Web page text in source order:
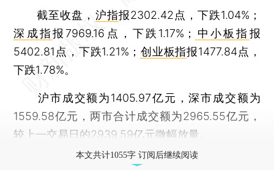
截至收盘， 沪指报2302.42点，下跌1.04%；
深成指报7969.16点，下跌1.17%； 中小板指 报
5402.81点，下跌1.21%； 创业板指报1477.84点，
下跌1.78%。
沪市成交额为1405.97亿元，深市成交额为
1559.58亿元，两市合计成交额为2965.55亿元，
较上一交易日的2939.59亿元微幅放量。
本文共计1055字 订阅后继续阅读